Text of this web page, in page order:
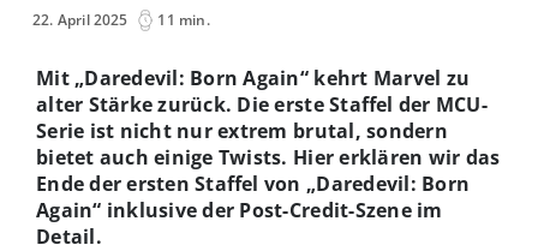
22. April 2025 11 min.
Mit „Daredevil: Born Again“ kehrt Marvel zu
alter Stärke zurück. Die erste Staffel der MCU-
Serie ist nicht nur extrem brutal, sondern
bietet auch einige Twists. Hier erklären wir das
Ende der ersten Staffel von „Daredevil: Born
Again“ inklusive der Post-Credit-Szene im
Detail.